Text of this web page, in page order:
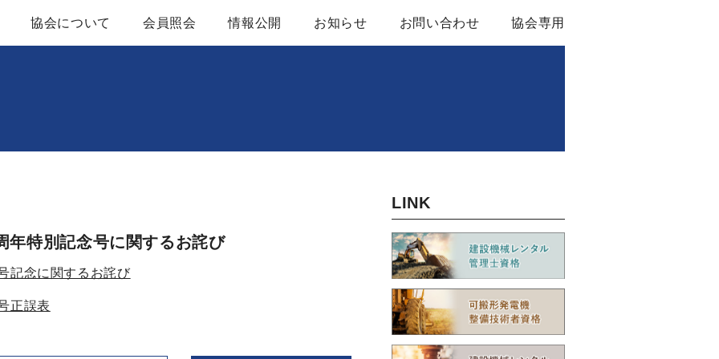
協会について
役員名簿
ブロック一覧
会員照会 情報公開 お知らせ お問い合わせ 協会専用
年特別記念号に関するお詫び
記念に関するお詫び
正誤表
LINK